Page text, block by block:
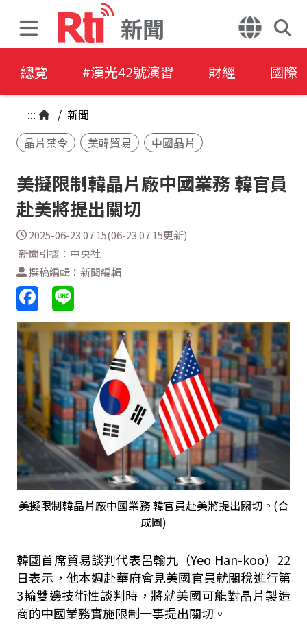
新聞
總覽 #漢光42號演習 財經 國際
::: / 新聞
晶片禁令
美韓貿易 中國晶片
美擬限制韓晶片廠中國業務 韓官員
赴美將提出關切
2025-06-23 07:15(06-23 07:15更新)
新聞引據：中央社
撰稿編輯：新聞編輯
美擬限制韓晶片廠中國業務 韓官員赴美將提出關切。(合
成圖)
韓國首席貿易談判代表呂翰九（Yeo Han-koo）22
日表示，他本週赴華府會見美國官員就關稅進行第
3輪雙邊技術性談判時，將就美國可能對晶片製造
商的中國業務實施限制一事提出關切。